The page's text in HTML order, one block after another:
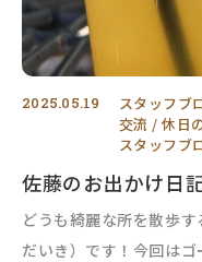
2025.05.19 スタッフブ
交流
休日
スタッフブ
佐藤のお出かけ日
どうも綺麗な所を散歩
だいき）です！今回は